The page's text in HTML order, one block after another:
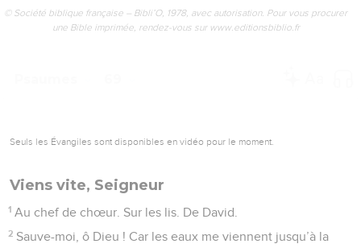
© Société biblique française – Bibli’O, 1978, avec autorisation. Pour vous procurer
une Bible imprimée, rendez-vous sur www.editionsbiblio.fr
Seuls les Évangiles sont disponibles en vidéo pour le moment.
Viens vite, Seigneur
1 Au chef de chœur. Sur les lis. De David.
2 Sauve-moi, ô Dieu ! Car les eaux me viennent jusqu’à la